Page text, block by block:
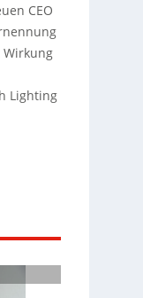
CEO
Wirkung
Lighting